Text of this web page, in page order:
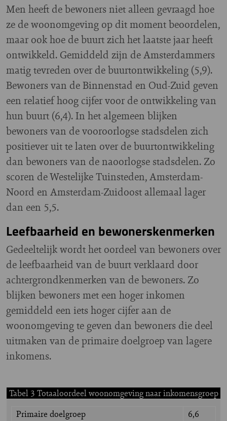
Men heeft de bewoners niet alleen gevraagd hoe
ze de woonomgeving op dit moment beoordelen,
maar ook hoe de buurt zich het laatste jaar heeft
ontwikkeld. Gemiddeld zijn de Amsterdammers
matig tevreden over de buurtontwikkeling (5,9).
Bewoners van de Binnenstad en Oud-Zuid geven
een relatief hoog cijfer voor de ontwikkeling van
hun buurt (6,4). In het algemeen blijken
bewoners van de vooroorlogse stadsdelen zich
positiever uit te laten over de buurtontwikkeling
dan bewoners van de naoorlogse stadsdelen. Zo
scoren de Westelijke Tuinsteden, Amsterdam-
Noord en Amsterdam-Zuidoost allemaal lager
dan een 5,5.
Leefbaarheid en bewonerskenmerken
Gedeeltelijk wordt het oordeel van bewoners over
de leefbaarheid van de buurt verklaard door
achtergrondkenmerken van de bewoners. Zo
blijken bewoners met een hoger inkomen
gemiddeld een iets hoger cijfer aan de
woonomgeving te geven dan bewoners die deel
uitmaken van de primaire doelgroep van lagere
inkomens.
Tabel 3 Totaaloordeel woonomgeving naar inkomensgroep
Primaire doelgroep
6,6